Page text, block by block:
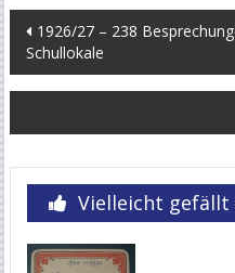
1926/27 – 238
Schullokale
Vielleicht gefällt